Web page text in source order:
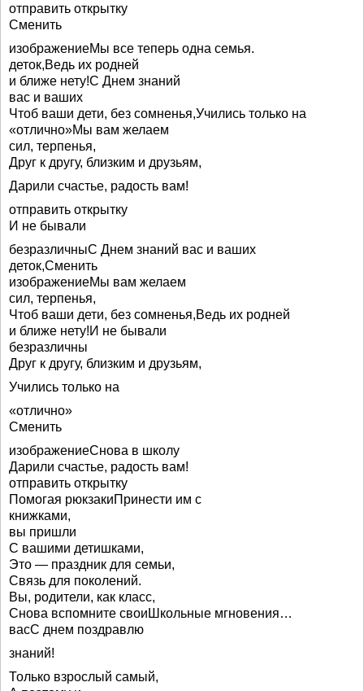
отправить открытку
Сменить
изображениеМы все теперь одна семья.
деток,Ведь их родней
и ближе нету!С Днем знаний
вас и ваших
Чтоб ваши дети, без сомненья,Учились только на
«отлично»Мы вам желаем
сил, терпенья,
Друг к другу, близким и друзьям,
Дарили счастье, радость вам!
отправить открытку
И не бывали
безразличныС Днем знаний вас и ваших
деток,Сменить
изображениеМы вам желаем
сил, терпенья,
Чтоб ваши дети, без сомненья,Ведь их родней
и ближе нету!И не бывали
безразличны
Друг к другу, близким и друзьям,
Учились только на
«отлично»
Сменить
изображениеСнова в школу
Дарили счастье, радость вам!
отправить открытку
Помогая рюкзакиПринести им с
книжками,
вы пришли
С вашими детишками,
Это — праздник для семьи,
Связь для поколений.
Вы, родители, как класс,
Снова вспомните своиШкольные мгновения…
васС днем поздравлю
знаний!
Только взрослый самый,